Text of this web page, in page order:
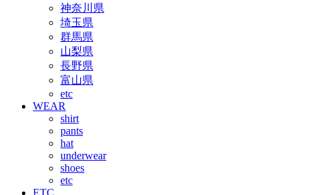
神奈川県
埼玉県
群馬県
山梨県
長野県
富山県
etc
WEAR
shirt
pants
hat
underwear
shoes
etc
ETC